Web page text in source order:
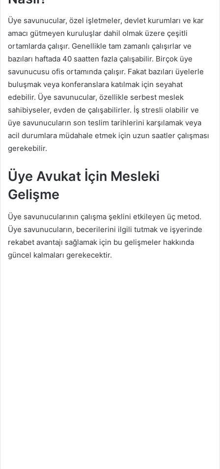
Üye savunucular, özel işletmeler, devlet kurumları ve kar
amacı gütmeyen kuruluşlar dahil olmak üzere çeşitli
ortamlarda çalışır. Genellikle tam zamanlı çalışırlar ve
bazıları haftada 40 saatten fazla çalışabilir. Birçok üye
savunucusu ofis ortamında çalışır. Fakat bazıları üyelerle
buluşmak veya konferanslara katılmak için seyahat
edebilir. Üye savunucular, özellikle serbest meslek
sahibiyseler, evden de çalışabilirler. İş stresli olabilir ve
üye savunucuların son teslim tarihlerini karşılamak veya
acil durumlara müdahale etmek için uzun saatler çalışması
gerekebilir.
Üye Avukat İçin Mesleki
Gelişme
Üye savunucularının çalışma şeklini etkileyen üç metod.
Üye savunucuların, becerilerini ilgili tutmak ve işyerinde
rekabet avantajı sağlamak için bu gelişmeler hakkında
güncel kalmaları gerekecektir.